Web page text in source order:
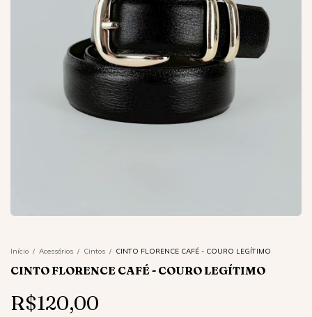
Início / Acessórios / Cintos / CINTO FLORENCE CAFÉ - COURO LEGÍTIMO
CINTO FLORENCE CAFÉ - COURO LEGÍTIMO
R$120,00